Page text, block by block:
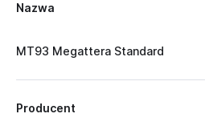
Nazwa
MT93 Megattera Standard
Producent